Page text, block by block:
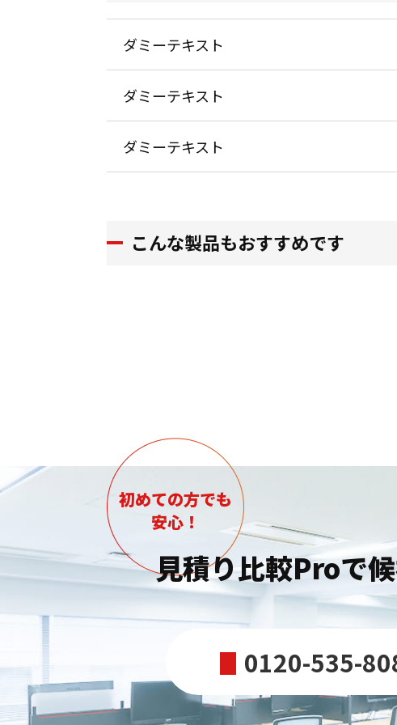
ダミーテキスト
ダミーテキスト
ダミーテキスト
こんな製品もおすすめです
初めての方でも
安心！
見積り比較Proで
話
号：
0120-535-